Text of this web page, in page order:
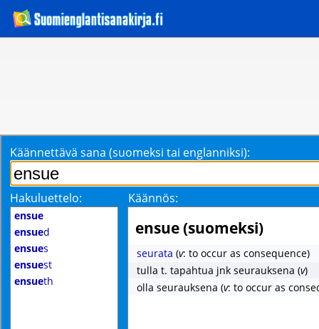
Käännettävä sana (suomeksi tai englanniksi):
Hakuluettelo: Käännös:
ensue
ensued
ensues
ensuest
ensueth
ensue (suomeksi)
seurata (v: to occur as consequence)
tulla t. tapahtua jnk seurauksena (v)
olla seurauksena (v: to occur as